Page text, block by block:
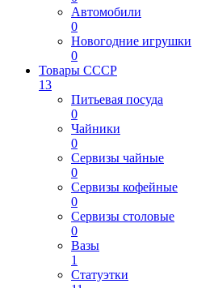
Автомобили
0
Новогодние игрушки
0
Товары СССР
13
Питьевая посуда
0
Чайники
0
Сервизы чайные
0
Сервизы кофейные
0
Сервизы столовые
0
Вазы
1
Статуэтки